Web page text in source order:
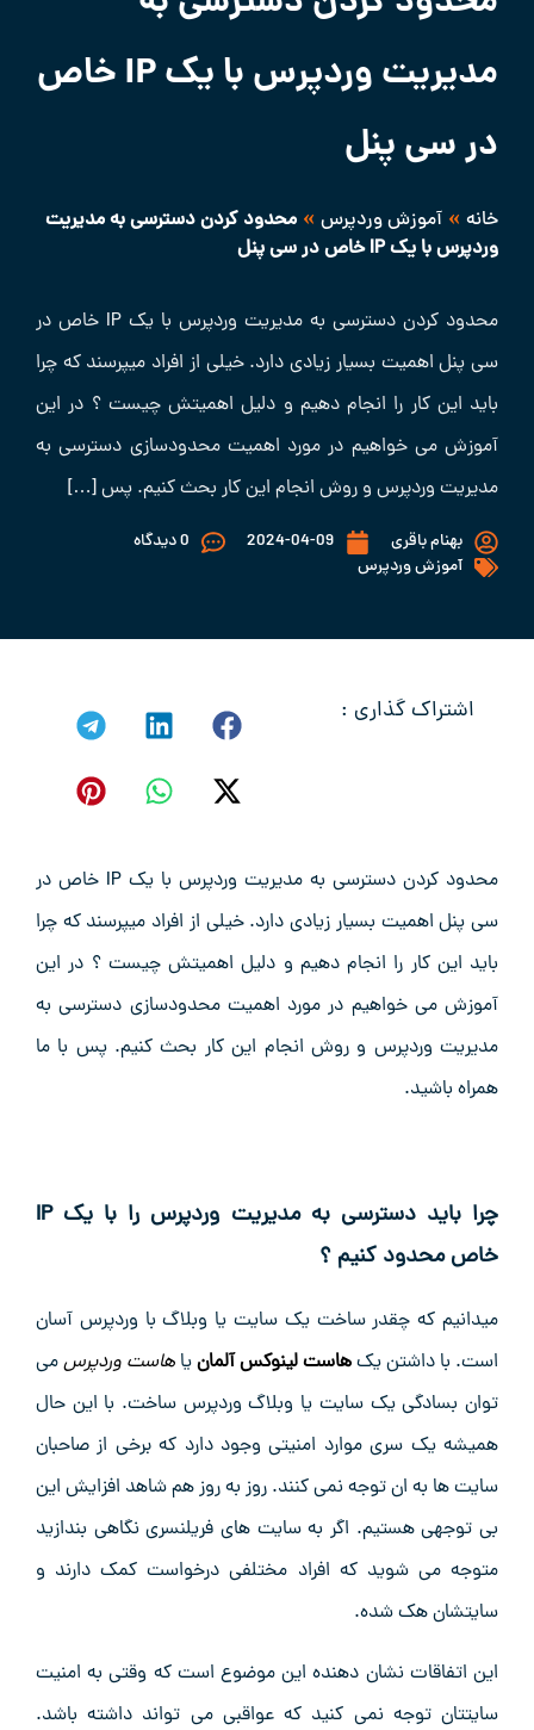
مدیریت وردپرس با یک IP خاص
در سی پنل
خانه » آموزش وردپرس » محدود کردن دسترسی به مدیریت
وردپرس با یک IP خاص در سی پنل
محدود کردن دسترسی به مدیریت وردپرس با یک IP خاص در
سی پنل اهمیت بسیار زیادی دارد. خیلی از افراد میپرسند که چرا
باید این کار را انجام دهیم و دلیل اهمیتش چیست ؟ در این
آموزش می خواهیم در مورد اهمیت محدودسازی دسترسی به
مدیریت وردپرس و روش انجام این کار بحث کنیم. پس […]
بهنام باقری 2024-04-09
0 دیدگاه
آموزش وردپرس
اشتراک گذاری :
محدود کردن دسترسی به مدیریت وردپرس با یک IP خاص در
سی پنل اهمیت بسیار زیادی دارد. خیلی از افراد میپرسند که چرا
باید این کار را انجام دهیم و دلیل اهمیتش چیست ؟ در این
آموزش می خواهیم در مورد اهمیت محدودسازی دسترسی به
مدیریت وردپرس و روش انجام این کار بحث کنیم. پس با ما
همراه باشید.
چرا باید دسترسی به مدیریت وردپرس را با یک IP
خاص محدود کنیم ؟
میدانیم که چقدر ساخت یک سایت یا وبلاگ با وردپرس آسان
است. با داشتن یکهاست لینوکس آلمانیا هاست وردپرسمی
توان بسادگی یک سایت یا وبلاگ وردپرس ساخت. با این حال
همیشه یک سری موارد امنیتی وجود دارد که برخی از صاحبان
سایت ها به ان توجه نمی کنند. روز به روز هم شاهد افزایش این
بی توجهی هستیم. اگر به سایت های فریلنسری نگاهی بندازید
متوجه می شوید که افراد مختلفی درخواست کمک دارند و
سایتشان هک شده.
این اتفاقات نشان دهنده این موضوع است که وقتی به امنیت
سایتتان توجه نمی کنید که عواقبی می تواند داشته باشد.